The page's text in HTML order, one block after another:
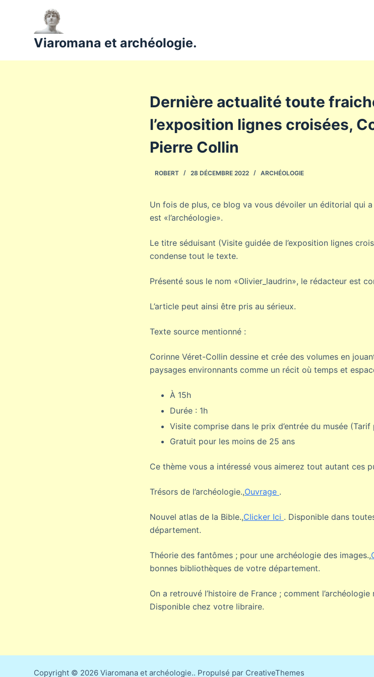
Viaromana et archéologie.
Dernière actualité toute
l’exposition lignes croisées,
Pierre Collin
ROBERT 28 DÉCEMBRE 2022 ARCHÉOLOGIE
Un fois de plus, ce blog va vous dévoiler un éditorial qui
est «l’archéologie».
Le titre séduisant (Visite guidée de l’exposition lignes
condense tout le texte.
Présenté sous le nom «Olivier_laudrin», le rédacteur est
L’article peut ainsi être pris au sérieux.
Texte source mentionné :
Corinne Véret-Collin dessine et crée des volumes en
paysages environnants comme un récit où temps et
À 15h
Durée : 1h
Visite comprise dans le prix d’entrée du musée
Gratuit pour les moins de 25 ans
Ce thème vous a intéressé vous aimerez tout autant ces
Trésors de l’archéologie.,Ouvrage .
Nouvel atlas de la Bible.,Clicker Ici . Disponible dans
département.
Théorie des fantômes ; pour une archéologie des images.,
bonnes bibliothèques de votre département.
On a retrouvé l’histoire de France ; comment
Disponible chez votre libraire.
Copyright © 2026 Viaromana et archéologie.. Propulsé par CreativeThemes